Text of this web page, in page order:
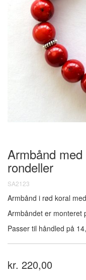
Armbånd
rondeller
SA2123
Armbånd i rød koral
Armbåndet er monteret
Passer til håndled på
kr. 220,00